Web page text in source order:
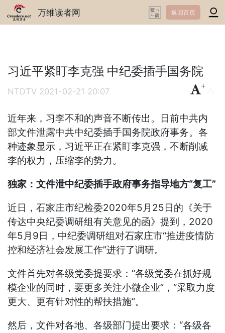
万维读者网 返回首页
习近平紧盯李克强 中纪委插手国务院
NTDTV 2021-02-21 20:07
+
近年来，习李不和的声音不断传出。日前中共内
部文件泄露中共中纪委插手国务院政府事务。各
种迹象显示，习近平正在紧盯李克强，不断削减
李的权力，压缩李的势力。
独家：文件泄中纪委插手政府事务指导地方“复工”
近日，石家庄市纪检委2020年5月25日的《关于
传达中央纪委调研组有关意见的函》提到，2020
年5月9日，中纪委调研组对石家庄市“推进疫情防
控和经济社会发展工作”进行了调研。
文件首先对各级党委提要求：“各级党委在抓好规
模企业的同时，要更多关注小微企业”，“采取力度
更大、更有针对性的帮扶措施”。
然后，文件对各地、各级部门提出要求：“各级各